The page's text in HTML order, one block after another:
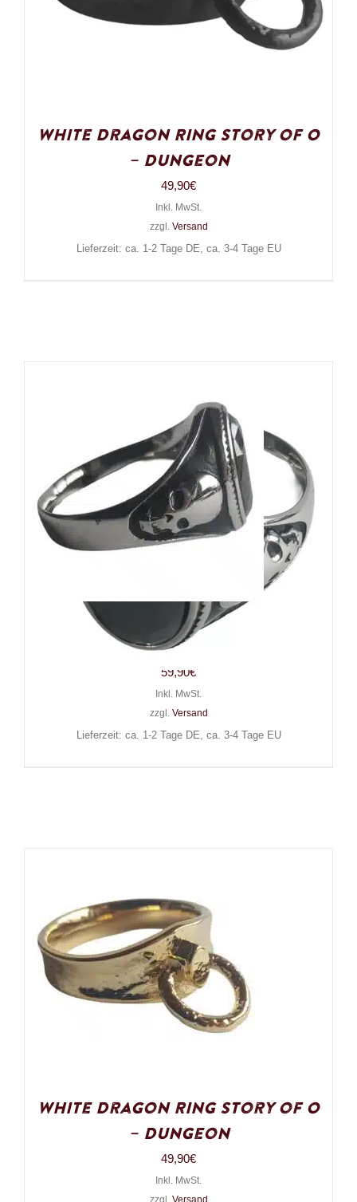
White Dragon Ring Story of O
– Dungeon
49,90€
Inkl. MwSt.
zzgl. Versand
Lieferzeit: ca. 1-2 Tage DE, ca. 3-4 Tage EU
White Dragon Ring Signet
Skull
59,90€
Inkl. MwSt.
zzgl. Versand
Lieferzeit: ca. 1-2 Tage DE, ca. 3-4 Tage EU
White Dragon Ring Story of O
– Dungeon
49,90€
Inkl. MwSt.